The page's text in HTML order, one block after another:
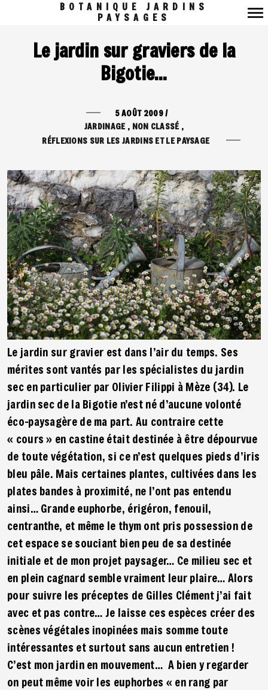
principale
BOTANIQUE JARDINS
PAYSAGES
Le jardin sur graviers de la
Bigotie…
5 AOÛT 2009/
JARDINAGE
NON CLASSÉ
RÉFLEXIONS SUR LES JARDINS ET LE PAYSAGE
Le jardin sur gravier est dans l’air du temps. Ses
mérites sont vantés par les spécialistes du jardin
sec en particulier par Olivier Filippi à Mèze (34). Le
jardin sec de la Bigotie n’est né d’aucune volonté
éco-paysagère de ma part. Au contraire cette
« cours » en castine était destinée à être dépourvue
de toute végétation, si ce n’est quelques pieds d’iris
bleu pâle. Mais certaines plantes, cultivées dans les
plates bandes à proximité, ne l’ont pas entendu
ainsi… Grande euphorbe, érigéron, fenouil,
centranthe, et même le thym ont pris possession de
cet espace se souciant bien peu de sa destinée
initiale et de mon projet paysager… Ce milieu sec et
en plein cagnard semble vraiment leur plaire… Alors
pour suivre les préceptes de Gilles Clément j’ai fait
avec et pas contre… Je laisse ces espèces créer des
scènes végétales inopinées mais somme toute
intéressantes et surtout sans aucun entretien !
C’est mon jardin en mouvement… A bien y regarder
on peut même voir les euphorbes « en rang par